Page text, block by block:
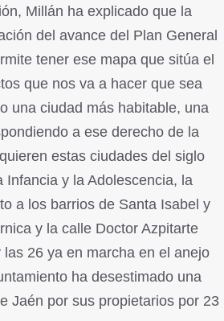
Millán ha explicado que la
del avance del Plan General
tener ese mapa que sitúa el
que nos va a hacer que sea
una ciudad más habitable, una
a ese derecho de la
estas ciudades del siglo
Infancia y la Adolescencia, la
a los barrios de Santa Isabel y
y la calle Doctor Azpitarte
26 ya en marcha en el anejo
ha desestimado una
Jaén por sus propietarios por 23